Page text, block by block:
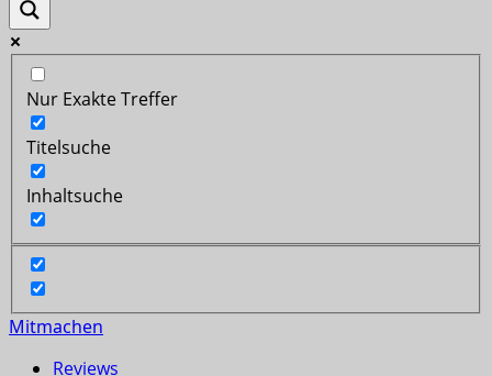
Nur Exakte Treffer
Titelsuche
Inhaltsuche
Mitmachen
Reviews